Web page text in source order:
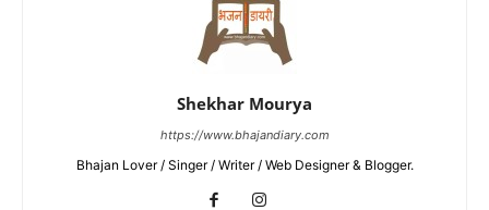
Shekhar Mourya
https://www.bhajandiary.com
Bhajan Lover / Singer / Writer / Web Designer & Blogger.